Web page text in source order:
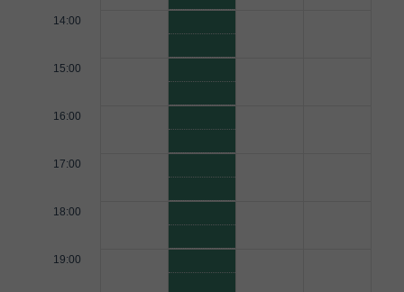
14:00
15:00
16:00
17:00
18:00
19:00